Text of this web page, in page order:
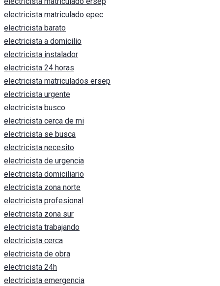
electricista matriculado epec
electricista barato
electricista a domicilio
electricista instalador
electricista 24 horas
electricista matriculados ersep
electricista urgente
electricista busco
electricista cerca de mi
electricista se busca
electricista necesito
electricista de urgencia
electricista domiciliario
electricista zona norte
electricista profesional
electricista zona sur
electricista trabajando
electricista cerca
electricista de obra
electricista 24h
electricista emergencia